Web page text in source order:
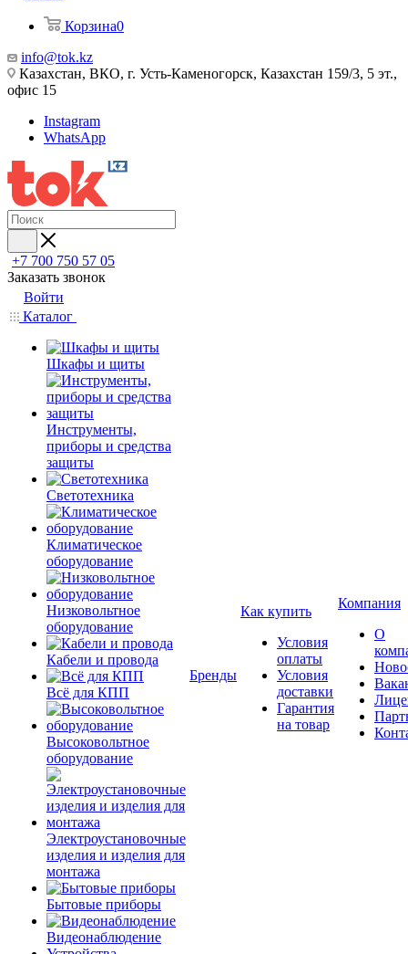
Корзина0
info@tok.kz
Казахстан, ВКО, г. Усть-Каменогорск, Казахстан 159/3, 5 эт.,
офис 15
Instagram
WhatsApp
+7 700 750 57 05
Заказать звонок
Войти
Каталог
Шкафы и щиты
Инструменты,
приборы и средства
защиты
Светотехника
Климатическое
оборудование
Низковольтное
оборудование
Кабели и провода
Всё для КПП
Высоковольтное
оборудование
Электроустановочные
изделия и изделия для
монтажа
Бытовые приборы
Видеонаблюдение
Бренды
Как купить
Условия
оплаты
Условия
доставки
Гарантия
на товар
Компания
О